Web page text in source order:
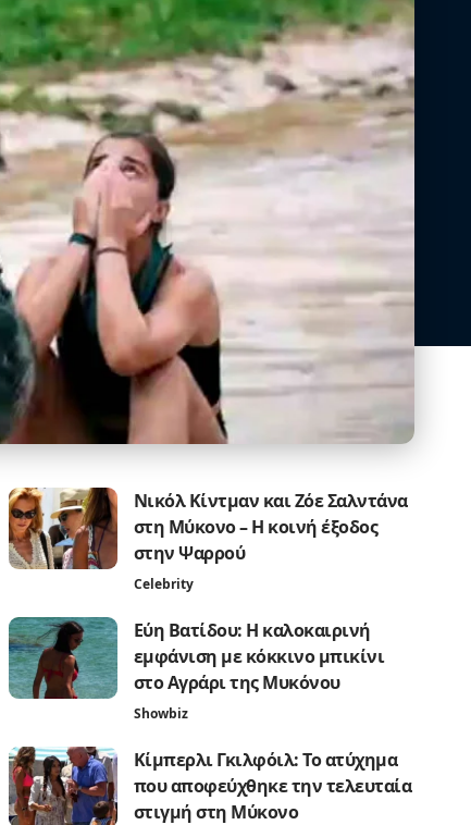
Νικόλ Κίντμαν και Ζόε Σαλντάνα
στη Μύκονο – Η κοινή έξοδος
στην Ψαρρού
Celebrity
Εύη Βατίδου: Η καλοκαιρινή
εμφάνιση με κόκκινο μπικίνι
στο Αγράρι της Μυκόνου
Showbiz
Κίμπερλι Γκιλφόιλ: Το ατύχημα
που αποφεύχθηκε την τελευταία
στιγμή στη Μύκονο